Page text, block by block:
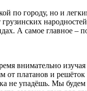
по городу, но и
А самое главное
внимательно
платанов и
не упадёшь. Мы